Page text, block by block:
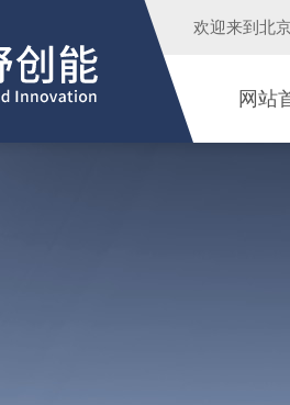
欢迎来到 北
网站